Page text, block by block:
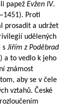
papež Evžen IV.
). Proti
prosadit a udržet
udělených
s Jiřím z Poděbrad
a to vedlo k jeho
známost
aby se v čele
vztahů. České